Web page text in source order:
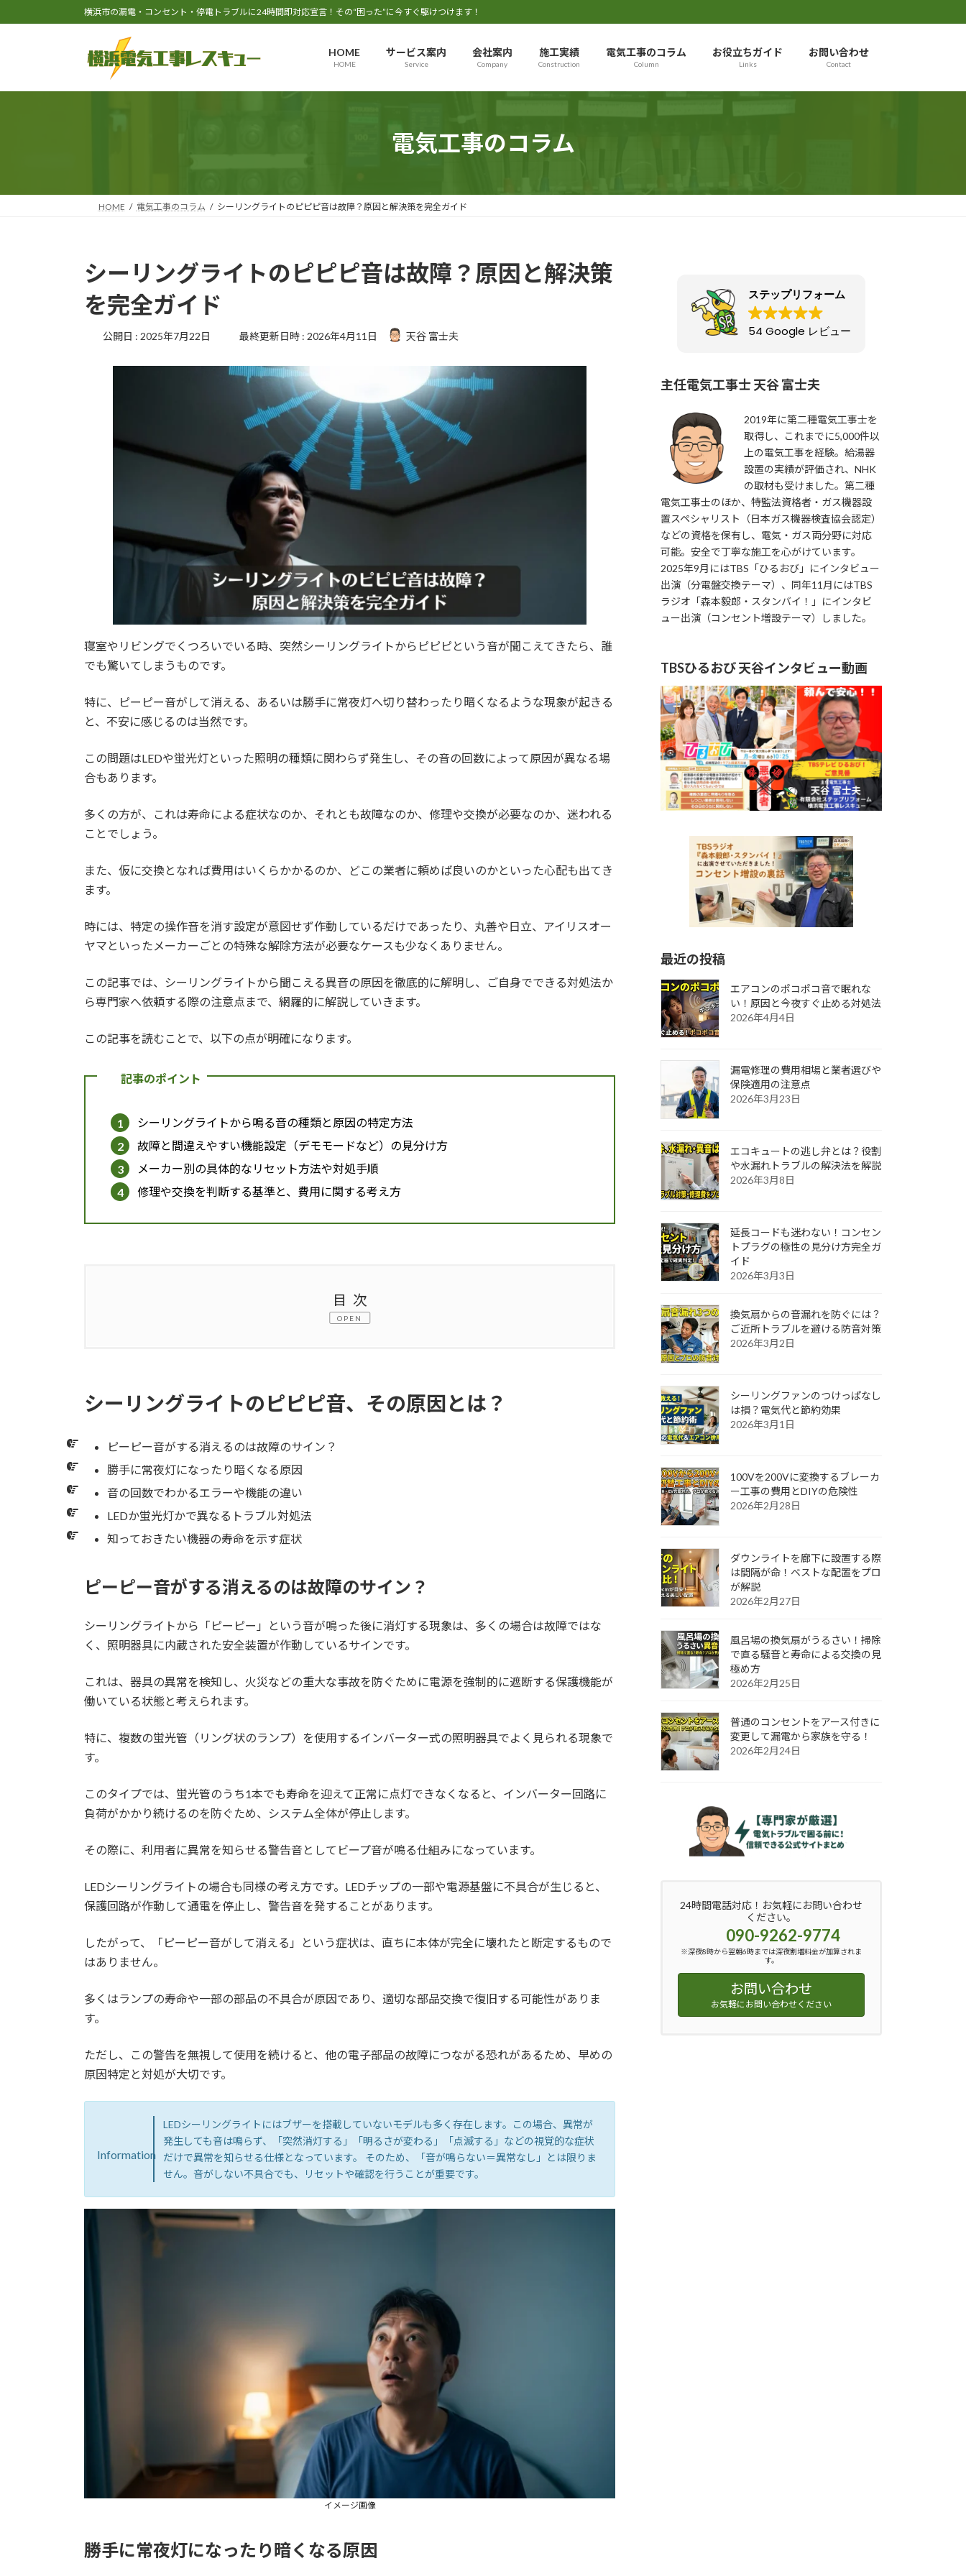
ン
へ
ビ
ョ
横浜市の漏電・コンセント・停電トラブルに24時間即対応宣言！その“困った”に今すぐ駆けつけます！
HOME
HOME
サービス案内
Service
会社案内
Company
施工実績
Construction
電気工事のコラム
Column
お役立ちガイド
Links
お問い合わせ
Contact
電気工事のコラム
HOME 電気工事のコラム シーリングライトのピピピ音は故障？原因と解決策を完全ガイド
シーリングライトのピピピ音は故障？原因と解決策
を完全ガイド
2025年7月22日 最終更新日時 : 2026年4月11日 天谷 富士夫
寝室やリビングでくつろいでいる時、突然シーリングライトからピピピという音が聞こえてきたら、誰
でも驚いてしまうものです。
特に、ピーピー音がして消える、あるいは勝手に常夜灯へ切り替わったり暗くなるような現象が起きる
と、不安に感じるのは当然です。
この問題はLEDや蛍光灯といった照明の種類に関わらず発生し、その音の回数によって原因が異なる場
合もあります。
多くの方が、これは寿命による症状なのか、それとも故障なのか、修理や交換が必要なのか、迷われる
ことでしょう。
また、仮に交換となれば費用はいくらかかるのか、どこの業者に頼めば良いのかといった心配も出てき
ます。
時には、特定の操作音を消す設定が意図せず作動しているだけであったり、丸善や日立、アイリスオー
ヤマといったメーカーごとの特殊な解除方法が必要なケースも少なくありません。
この記事では、シーリングライトから聞こえる異音の原因を徹底的に解明し、ご自身でできる対処法か
ら専門家へ依頼する際の注意点まで、網羅的に解説していきます。
この記事を読むことで、以下の点が明確になります。
記事のポイント
シーリングライトから鳴る音の種類と原因の特定方法
故障と間違えやすい機能設定（デモモードなど）の見分け方
メーカー別の具体的なリセット方法や対処手順
修理や交換を判断する基準と、費用に関する考え方
目次
OPEN
1.2. 勝手に常夜灯になったり暗くなる原因
1.2.1.機能設定によるもの
1.2.2.器具本体の不具合によるもの
1.3.音の回数でわかるエラーや機能の違い
1.4.1. 蛍光灯シーリングライトの場合
1.4.2.LEDシーリングライトの場合
2.シーリングライトのピピピ音を解決する方法
2.1.故障時の修理や交換を判断する基準
2.3.不要なリモコンの操作音を消す方法
2.4.修理にかかる費用や業者の選び方
2.4.1.修理・交換にかかる費用の目安
2.5.
2.5.1.「設備」の場合
2.6.シーリングライトのピピピ音は冷静に対処を
シーリングライトのピピピ音、その原因とは？
ピーピー音がする消えるのは故障のサイン？
勝手に常夜灯になったり暗くなる原因
音の回数でわかるエラーや機能の違い
LEDか蛍光灯かで異なるトラブル対処法
知っておきたい機器の寿命を示す症状
ピーピー音がする消えるのは故障のサイン？
シーリングライトから「ピーピー」という音が鳴った後に消灯する現象は、多くの場合は故障ではな
く、照明器具に内蔵された安全装置が作動しているサインです。
これは、器具の異常を検知し、火災などの重大な事故を防ぐために電源を強制的に遮断する保護機能が
働いている状態と考えられます。
特に、複数の蛍光管（リング状のランプ）を使用するインバーター式の照明器具でよく見られる現象で
す。
このタイプでは、蛍光管のうち1本でも寿命を迎えて正常に点灯できなくなると、インバーター回路に
負荷がかかり続けるのを防ぐため、システム全体が停止します。
その際に、利用者に異常を知らせる警告音としてビープ音が鳴る仕組みになっています。
LEDシーリングライトの場合も同様の考え方です。LEDチップの一部や電源基盤に不具合が生じると、
保護回路が作動して通電を停止し、警告音を発することがあります。
したがって、「ピーピー音がして消える」という症状は、直ちに本体が完全に壊れたと断定するもので
はありません。
多くはランプの寿命や一部の部品の不具合が原因であり、適切な部品交換で復旧する可能性がありま
す。
ただし、この警告を無視して使用を続けると、他の電子部品の故障につながる恐れがあるため、早めの
原因特定と対処が大切です。
Information
LEDシーリングライトにはブザーを搭載していないモデルも多く存在します。この場合、異常が
発生しても音は鳴らず、「突然消灯する」「明るさが変わる」「点滅する」などの視覚的な症状
だけで異常を知らせる仕様となっています。 そのため、「音が鳴らない＝異常なし」とは限りま
せん。音がしない不具合でも、リセットや確認を行うことが重要です。
イメージ画像
勝手に常夜灯になったり暗くなる原因
ステップリフォーム
54 Google レビュー
主任電気工事士 天谷 富士夫
2019年に第二種電気工事士を
取得し、これまでに5,000件以
上の電気工事を経験。給湯器
設置の実績が評価され、NHK
の取材も受けました。第二種
電気工事士のほか、特監法資格者・ガス機器設
置スペシャリスト（日本ガス機器検査協会認定）
などの資格を保有し、電気・ガス両分野に対応
可能。安全で丁寧な施工を心がけています。
2025年9月にはTBS「ひるおび」にインタビュー
出演（分電盤交換テーマ）、同年11月にはTBS
ラジオ「森本毅郎・スタンバイ！」にインタビ
ュー出演（コンセント増設テーマ）しました。
TBSひるおび 天谷インタビュー動画
最近の投稿
エアコンのポコポコ音で眠れな
い！原因と今夜すぐ止める対処法
2026年4月4日
漏電修理の費用相場と業者選びや
保険適用の注意点
2026年3月23日
エコキュートの逃し弁とは？役割
や水漏れトラブルの解決法を解説
2026年3月8日
延長コードも迷わない！コンセン
トプラグの極性の見分け方完全ガ
イド
2026年3月3日
換気扇からの音漏れを防ぐには？
ご近所トラブルを避ける防音対策
2026年3月2日
シーリングファンのつけっぱなし
は損？電気代と節約効果
2026年3月1日
100Vを200Vに変換するブレーカ
ー工事の費用とDIYの危険性
2026年2月28日
ダウンライトを廊下に設置する際
は間隔が命！ベストな配置をプロ
が解説
2026年2月27日
風呂場の換気扇がうるさい！掃除
で直る騒音と寿命による交換の見
極め方
2026年2月25日
普通のコンセントをアース付きに
変更して漏電から家族を守る！
2026年2月24日
24時間電話対応！お気軽にお問い合わせ
ください。
090-9262-9774
※深夜8時から翌朝6時までは深夜割増料金が加算されま
す。
お問い合わせ
お気軽にお問い合わせください